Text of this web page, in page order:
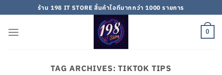
to
content
ร้าน 198 IT STORE สิ้นค้าไอทีมากกว่า 1000 รายการ
0
TAG ARCHIVES:TIKTOK TIPS